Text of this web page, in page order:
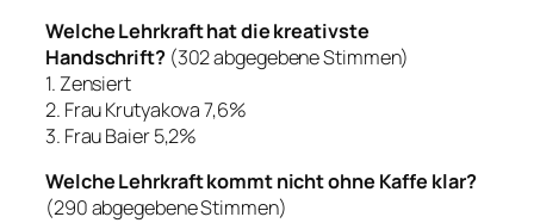
Welche Lehrkraft hat die kreativste
Handschrift?(302 abgegebene Stimmen)
1. Zensiert
2. Frau Krutyakova 7,6%
3. Frau Baier 5,2%
Welche Lehrkraft kommt nicht ohne Kaffe klar?
(290 abgegebene Stimmen)